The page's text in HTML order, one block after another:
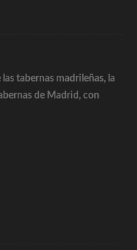
tabernas madrileñas, la
de Madrid, con